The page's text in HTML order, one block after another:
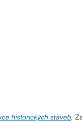
historických staveb.